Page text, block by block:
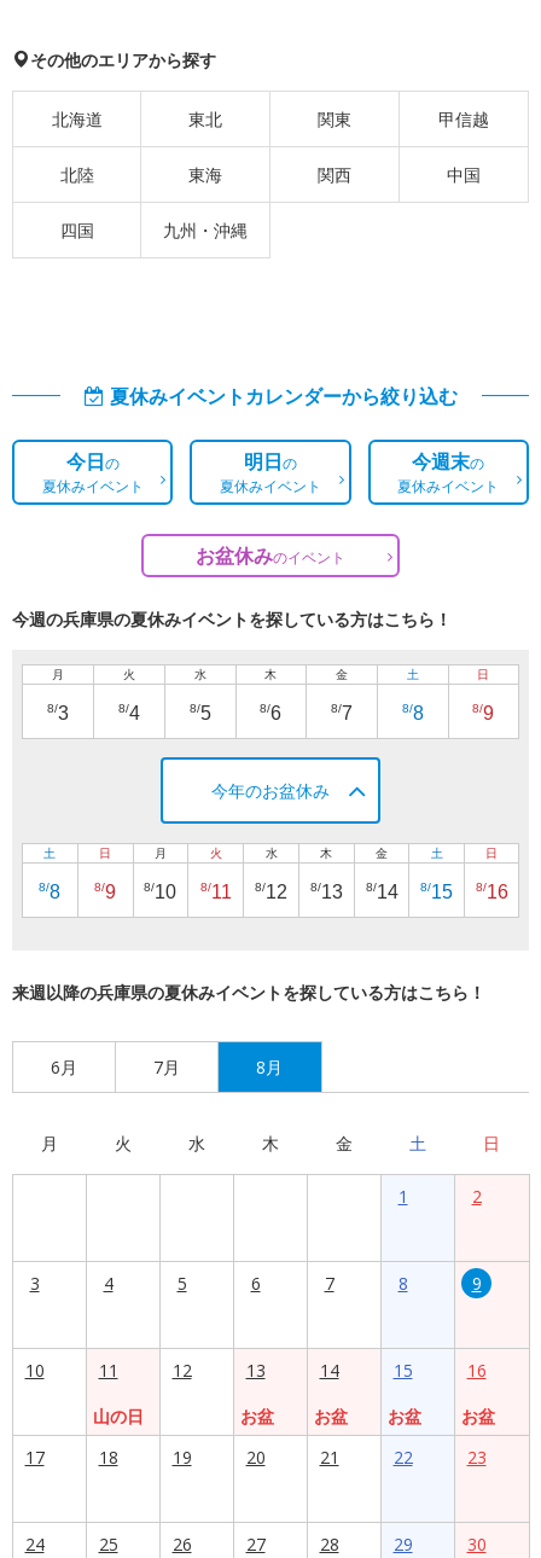
その他のエリアから探す
北海道 東北 関東 甲信越
北陸 東海 関西 中国
四国 九州・沖縄
夏休みイベントカレンダーから絞り込む
今日の
夏休みイベント
明日の
夏休みイベント
今週末の
夏休みイベント
お盆休みのイベント
今週の兵庫県の夏休みイベントを探している方はこちら！
月
8/3
火
8/4
水
8/5
木
8/6
金
8/7
土
8/8
日
8/9
今年のお盆休み
土
8/8
日
8/9
月
8/10
火
8/11
水
8/12
木
8/13
金
8/14
土
8/15
日
8/16
来週以降の兵庫県の夏休みイベントを探している方はこちら！
6月 7月 8月
月 火 水 木 金 土 日
1 2
3 4 5 6 7 8 9
10
11
山の日
12
13
お盆
14
お盆
15
お盆
16
お盆
17
18 19 20 21 22 23
24 25 26 27 28 29 30